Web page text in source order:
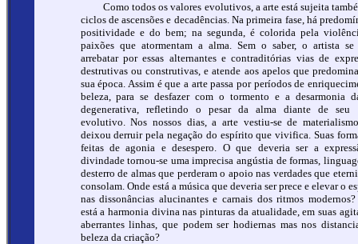
Como todos os valores evolutivos, a arte está sujeita
ciclos de ascensões e decadências. Na primeira fase, há
positividade e do bem; na segunda, é colorida pela
paixões que atormentam a alma. Sem o saber, o artista se
arrebatar por essas alternantes e contraditórias vias de
destrutivas ou construtivas, e atende aos apelos que
sua época. Assim é que a arte passa por períodos de
beleza, para se desfazer com o tormento e a desarmonia
degenerativa, refletindo o pesar da alma diante de seu
evolutivo. Nos nossos dias, a arte vestiu-se de
deixou derruir pela negação do espírito que vivifica. Suas
feitas de agonia e desespero. O que deveria ser a
divindade tornou-se uma imprecisa angústia de formas,
desterro de almas que perderam o apoio nas verdades que
consolam. Onde está a música que deveria ser prece e elevar o
nas dissonâncias alucinantes e carnais dos ritmos
está a harmonia divina nas pinturas da atualidade, em suas
aberrantes linhas, que podem ser hodiernas mas nos
beleza da criação?